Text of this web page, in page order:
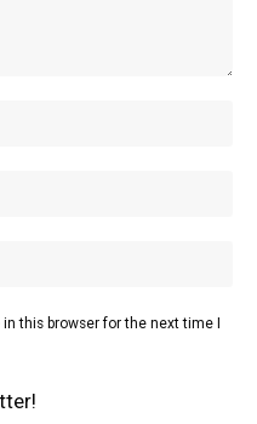
this browser for the next time I